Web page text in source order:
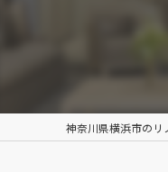
神奈川県横浜市のリ